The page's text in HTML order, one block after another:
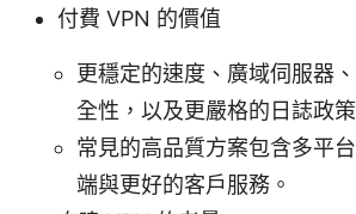
付費 VPN 的價值
更穩定的速度、廣域伺服器
全性，以及更嚴格的日誌政策
常見的高品質方案包含多平
端與更好的客戶服務。